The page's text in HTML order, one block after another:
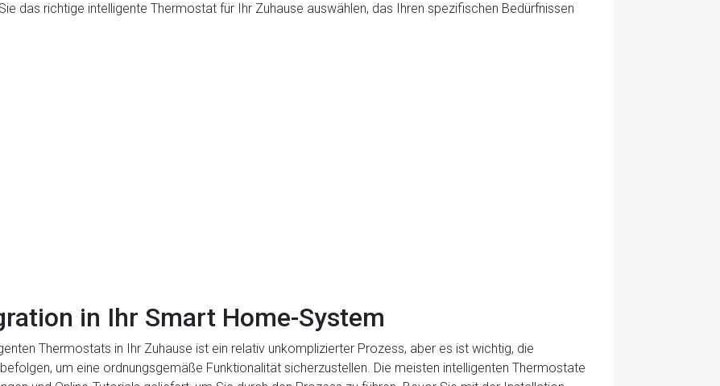
das richtige intelligente Thermostat für Ihr Zuhause auswählen, das Ihren spezifischen Bedürfnissen
in Ihr Smart Home-System
Thermostats in Ihr Zuhause ist ein relativ unkomplizierter Prozess, aber es ist wichtig, die
um eine ordnungsgemäße Funktionalität sicherzustellen. Die meisten intelligenten Thermostate